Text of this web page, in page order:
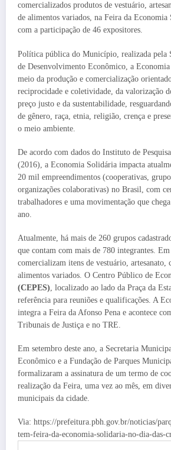
comercializados produtos de vestuário,
de alimentos variados, na Feira da
com a participação de 46 expositores.
Política pública do Município, realizada pela
de Desenvolvimento Econômico, a
meio da produção e comercialização
reciprocidade e coletividade, da valorização
preço justo e da sustentabilidade,
de gênero, raça, etnia, religião, crença e
o meio ambiente.
De acordo com dados do Instituto de
(2016), a Economia Solidária impacta
20 mil empreendimentos (cooperativas,
organizações colaborativas) no Brasil, com
trabalhadores e uma movimentação que
ano.
Atualmente, há mais de 260 grupos
que contam com mais de 780 integrantes.
comercializam itens de vestuário, artesanato,
alimentos variados. O Centro Público de
(CEPES) , localizado ao lado da Praça da
referência para reuniões e qualificações. A
integra a Feira da Afonso Pena e acontece
Tribunais de Justiça e no TRE.
Em setembro deste ano, a Secretaria
Econômico e a Fundação de Parques
formalizaram a assinatura de um termo de
realização da Feira, uma vez ao mês, em
municipais da cidade.
Via: https://prefeitura.pbh.gov.br/noticias/
tem-feira-da-economia-solidaria-no-dia-das-